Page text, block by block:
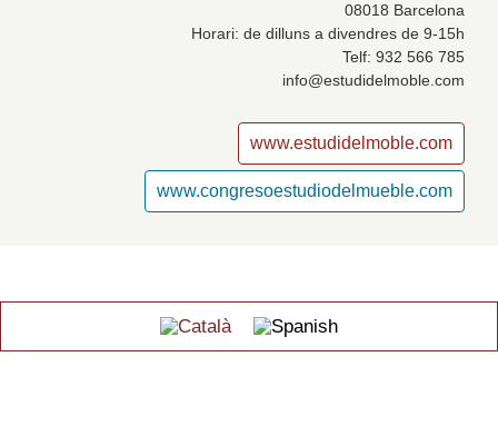
08018 Barcelona
Horari: de dilluns a divendres de 9-15h
Telf: 932 566 785
info@estudidelmoble.com
www.estudidelmoble.com
www.congresoestudiodelmueble.com